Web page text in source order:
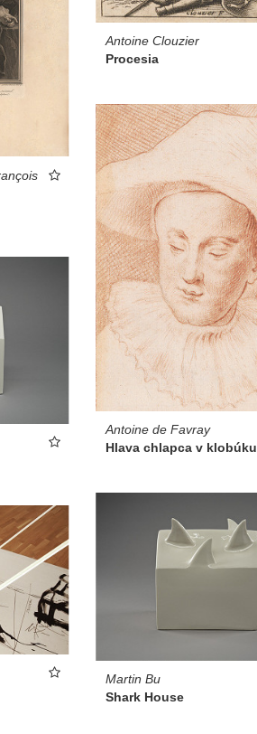
Antoine Clouzier
Procesia
Antoine de Favray
Hlava chlapca v klobúku
Martin Bu
Shark House